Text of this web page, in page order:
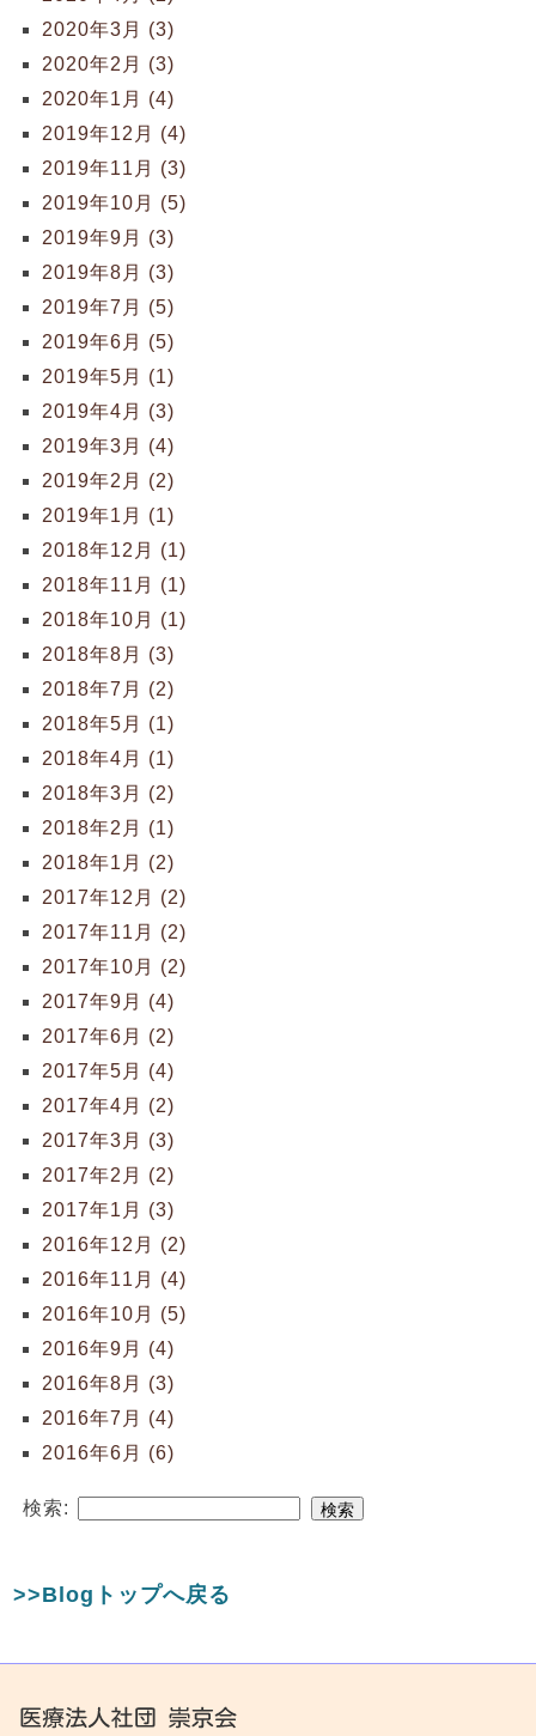
2020年3月 (3)
2020年2月 (3)
2020年1月 (4)
2019年12月 (4)
2019年11月 (3)
2019年10月 (5)
2019年9月 (3)
2019年8月 (3)
2019年7月 (5)
2019年6月 (5)
2019年5月 (1)
2019年4月 (3)
2019年3月 (4)
2019年2月 (2)
2019年1月 (1)
2018年12月 (1)
2018年11月 (1)
2018年10月 (1)
2018年8月 (3)
2018年7月 (2)
2018年5月 (1)
2018年4月 (1)
2018年3月 (2)
2018年2月 (1)
2018年1月 (2)
2017年12月 (2)
2017年11月 (2)
2017年10月 (2)
2017年9月 (4)
2017年6月 (2)
2017年5月 (4)
2017年4月 (2)
2017年3月 (3)
2017年2月 (2)
2017年1月 (3)
2016年12月 (2)
2016年11月 (4)
2016年10月 (5)
2016年9月 (4)
2016年8月 (3)
2016年7月 (4)
2016年6月 (6)
検索:
>>Blogトップへ戻る